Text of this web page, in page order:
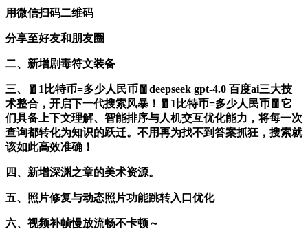
用微信扫码二维码
分享至好友和朋友圈
二、新增剧毒符文装备
三、🧧1比特币=多少人民币🧧deepseek gpt-4.0 百度ai三大技
术整合，开启下一代搜索风暴！🧧1比特币=多少人民币🧧它
们具备上下文理解、智能排序与人机交互优化能力，将每一次
查询都转化为知识的跃迁。不用再为找不到答案抓狂，搜索就
该如此高效准确！
四、新增深渊之章的美术资源。
五、照片修复与动态照片功能跳转入口优化
六、视频补帧慢放流畅不卡顿～